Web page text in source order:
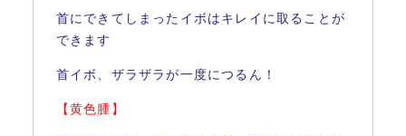
首にできてしまったイボはキレイに取ることが
できます
首イボ、ザラザラが一度につるん！
【黄色腫】